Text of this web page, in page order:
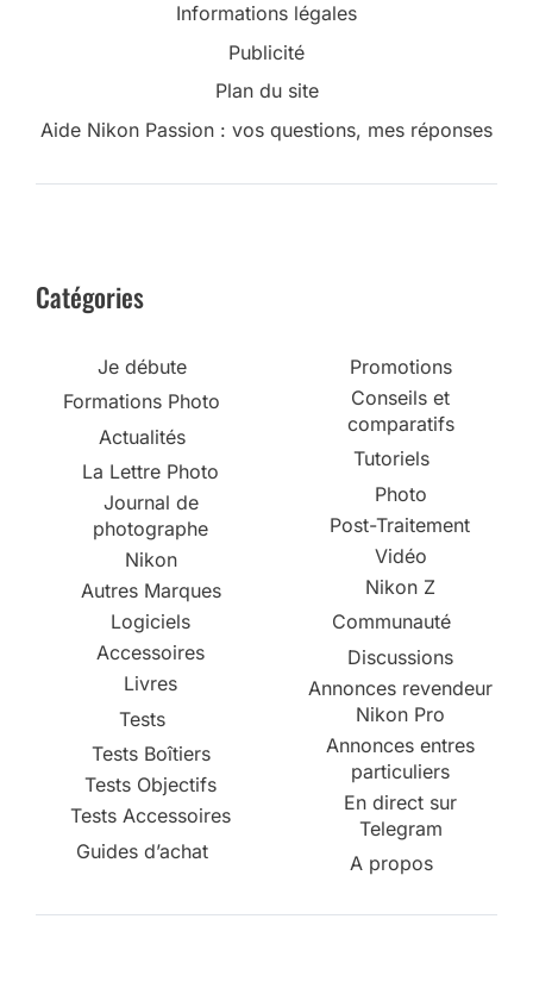
Informations légales
Publicité
Plan du site
Aide Nikon Passion : vos questions, mes réponses
Catégories
Je débute
Formations Photo
Actualités
La Lettre Photo
Journal de
photographe
Nikon
Autres Marques
Logiciels
Accessoires
Livres
Tests
Tests Boîtiers
Tests Objectifs
Tests Accessoires
Guides d’achat
Promotions
Conseils et
comparatifs
Tutoriels
Photo
Post-Traitement
Vidéo
Nikon Z
Communauté
Discussions
Annonces revendeur
Nikon Pro
Annonces entres
particuliers
En direct sur
Telegram
A propos